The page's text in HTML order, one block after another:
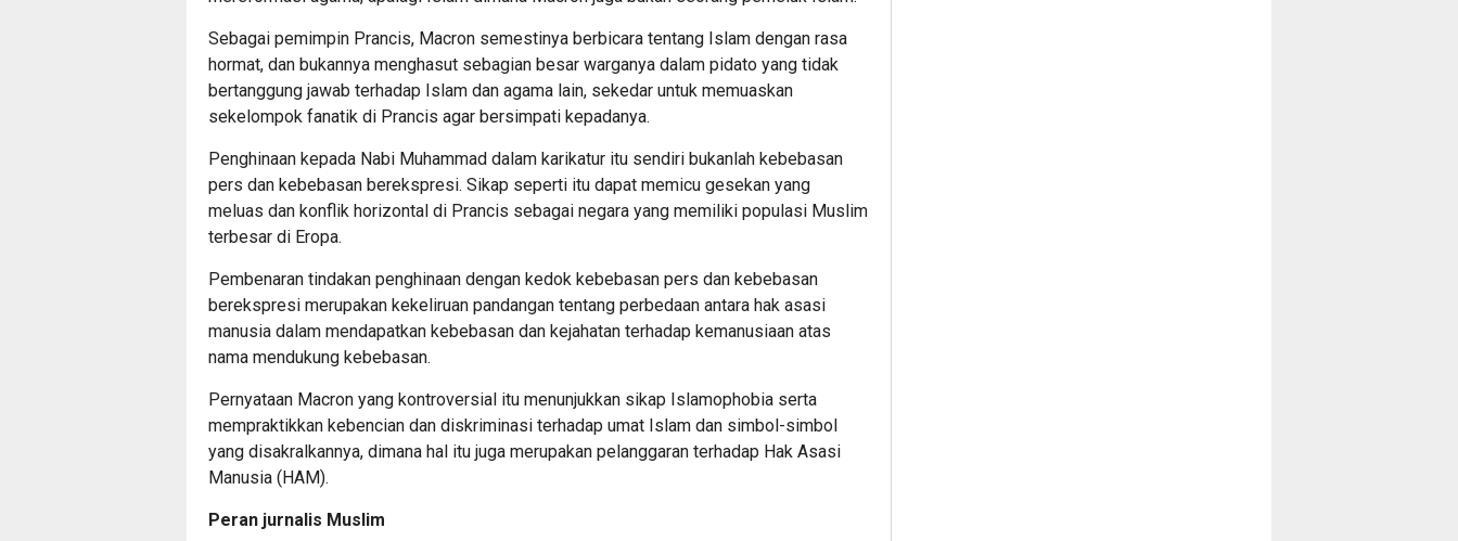
Sebagai pemimpin Prancis, Macron semestinya berbicara tentang Islam dengan rasa
hormat, dan bukannya menghasut sebagian besar warganya dalam pidato yang tidak
bertanggung jawab terhadap Islam dan agama lain, sekedar untuk memuaskan
sekelompok fanatik di Prancis agar bersimpati kepadanya.
Penghinaan kepada Nabi Muhammad dalam karikatur itu sendiri bukanlah kebebasan
pers dan kebebasan berekspresi. Sikap seperti itu dapat memicu gesekan yang
meluas dan konflik horizontal di Prancis sebagai negara yang memiliki populasi Muslim
terbesar di Eropa.
Pembenaran tindakan penghinaan dengan kedok kebebasan pers dan kebebasan
berekspresi merupakan kekeliruan pandangan tentang perbedaan antara hak asasi
manusia dalam mendapatkan kebebasan dan kejahatan terhadap kemanusiaan atas
nama mendukung kebebasan.
Pernyataan Macron yang kontroversial itu menunjukkan sikap Islamophobia serta
mempraktikkan kebencian dan diskriminasi terhadap umat Islam dan simbol-simbol
yang disakralkannya, dimana hal itu juga merupakan pelanggaran terhadap Hak Asasi
Manusia (HAM).
Peran jurnalis Muslim